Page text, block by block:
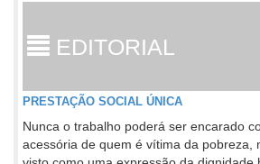
EDITORIAL
PRESTAÇÃO SOCIAL ÚNICA
Nunca o trabalho poderá ser encarado
acessória de quem é vítima da pobreza,